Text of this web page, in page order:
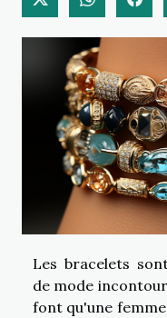
Les bracelets
de mode
font qu'une